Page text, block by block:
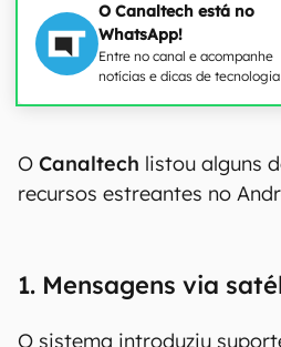
O Canaltech está no
WhatsApp!
Entre no canal e acompanhe
notícias e dicas de tecnologia